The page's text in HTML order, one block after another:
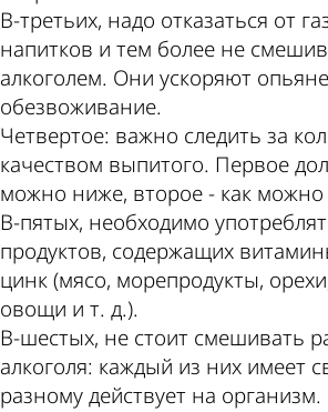
В-третьих, надо отказаться от
напитков и тем более не
алкоголем. Они ускоряют
обезвоживание.
Четвертое: важно следить за
качеством выпитого. Первое
можно ниже, второе - как
В-пятых, необходимо
продуктов, содержащих
цинк (мясо, морепродукты,
овощи и т. д.).
В-шестых, не стоит смешивать
алкоголя: каждый из них имеет
разному действует на организм.